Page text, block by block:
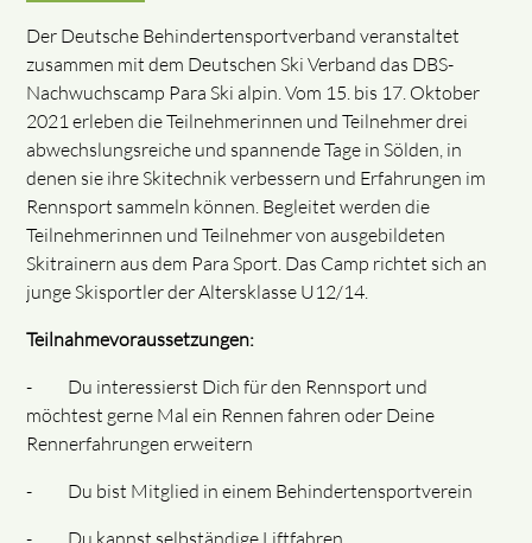
Der Deutsche Behindertensportverband veranstaltet
zusammen mit dem Deutschen Ski Verband das DBS-
Nachwuchscamp Para Ski alpin. Vom 15. bis 17. Oktober
2021 erleben die Teilnehmerinnen und Teilnehmer drei
abwechslungsreiche und spannende Tage in Sölden, in
denen sie ihre Skitechnik verbessern und Erfahrungen im
Rennsport sammeln können. Begleitet werden die
Teilnehmerinnen und Teilnehmer von ausgebildeten
Skitrainern aus dem Para Sport. Das Camp richtet sich an
junge Skisportler der Altersklasse U12/14.
Teilnahmevoraussetzungen:
- Du interessierst Dich für den Rennsport und
möchtest gerne Mal ein Rennen fahren oder Deine
Rennerfahrungen erweitern
- Du bist Mitglied in einem Behindertensportverein
- Du kannst selbständige Liftfahren